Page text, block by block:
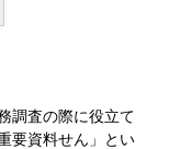
調査の際に役立て
要資料せん」とい